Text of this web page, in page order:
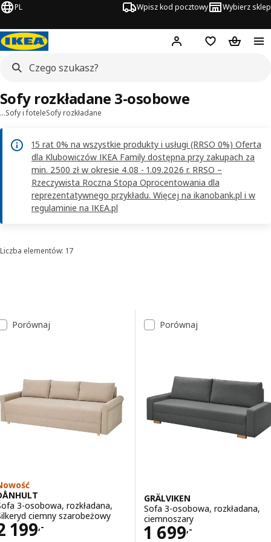
PL Wpisz kod pocztowy Wybierz sklep
Hej! Zaloguj się
Lista zakupowa
Koszyk
…Sofy i foteleSofy rozkładane
15 rat 0% na wszystkie produkty i usługi (RRSO 0%) Oferta
dla Klubowiczów IKEA Family dostępna przy zakupach za
min. 2500 zł w okresie 4.08 - 1.09.2026 r. RRSO –
Rzeczywista Roczna Stopa Oprocentowania dla
reprezentatywnego przykładu. Więcej na ikanobank.pl i w
regulaminie na IKEA.pl
Sofy rozkładane 3-osobowe
Sortowanie i filtrowanie
Liczba elementów: 17
Lista wyników
Porównaj
3-osobowa, rozkładana,
ciemny szarobeżowy
199,-
2199,-
Porównaj
GRÄLVIKEN
Sofa 3-osobowa, rozkładana,
ciemnoszary
1 699,-
Cena 1699,-